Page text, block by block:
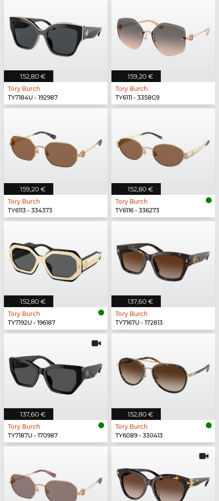
152,80 €
Tory Burch
TY7184U - 192987
159,20 €
Tory Burch
TY6111 - 3358G9
159,20 €
Tory Burch
TY6113 - 334373
152,80 €
Tory Burch
TY6116 - 336273
152,80 €
Tory Burch
TY7192U - 196187
137,60 €
Tory Burch
TY7167U - 172813
137,60 €
Tory Burch
TY7187U - 170987
152,80 €
Tory Burch
TY6089 - 330413